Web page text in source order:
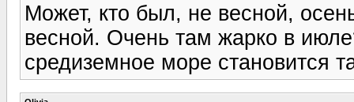
Может, кто был, не весной,
весной. Очень там жарко в
средиземное море становится